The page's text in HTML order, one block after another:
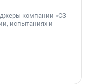
компании «СЗ
испытаниях и